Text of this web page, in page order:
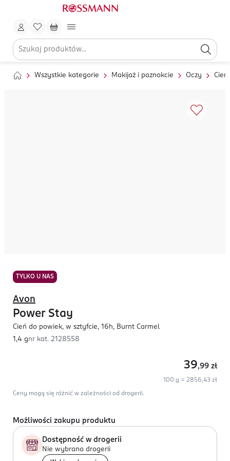
Wszystkie kategorie Makijaż i paznokcie Oczy
TYLKO U NAS
Avon
Power Stay
Cień do powiek, w sztyfcie, 16h, Burnt Carmel
1,4 gnr kat. 2128558
39,99 zł
100 g = 2856,43 zł
Ceny mogą się różnić w zależności od drogerii.
Możliwości zakupu produktu
Dostępność w drogerii
Nie wybrano drogerii